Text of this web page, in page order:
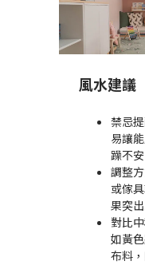
風水建議
禁忌
易讓
躁不安
調整
或傢
果突
對比
如黃
布料